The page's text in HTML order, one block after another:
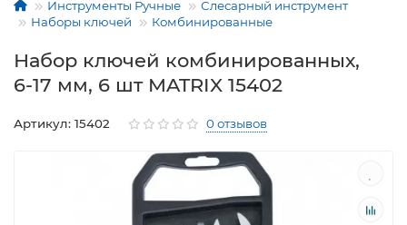
Инструменты Ручные
Слесарный инструмент
Наборы ключей
Комбинированные
Набор ключей комбинированных,
6-17 мм, 6 шт MATRIX 15402
Артикул: 15402 0 отзывов